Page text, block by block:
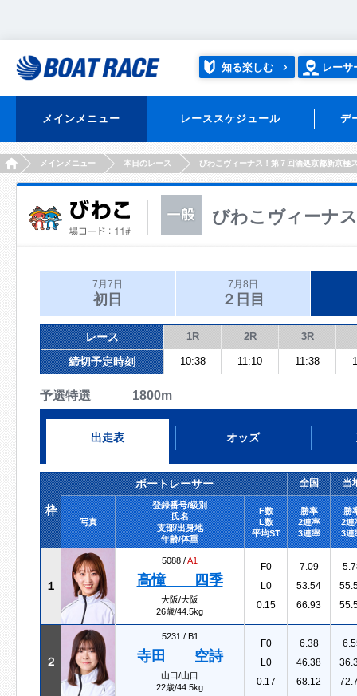
知る楽しむ レーサ
メインメニュー レーススケジュール デ
HOMEメインメニュー 本日のレース びわこヴィーナス！第７回酒処京都新京極
びわこヴィーナ
7月7日
初日
7月8日
２日目
レース 1R 2R 3R
締切予定時刻 10:38 11:10 11:38
予選特選 1800m
出走表 オッズ
枠
ボートレーサー 全国 当
写真
登録番号/級別
氏名
支部/出身地
年齢/体重
F数
L数
平均ST
勝率
2連率
3連率
勝
2連
3連
１
5088 /A1
高憧 四季
大阪/大阪
26歳/44.5kg
F0
L0
0.15
7.09
53.54
66.93
２
5231 / B1
寺田 空詩
山口/山口
22歳/44.5kg
F0
L0
0.17
6.38
46.38
68.12